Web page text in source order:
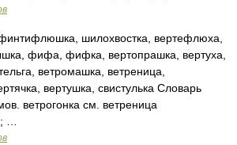
шилохвостка, вертефлюха,
фифа, фифка, вертопрашка, вертуха,
ветромашка, ветреница,
вертушка, свистулька Словарь
ветрогонка см. ветреница
…